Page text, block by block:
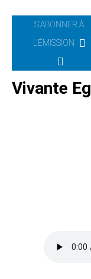
S'ABONNER À
L'ÉMISSION
Vivante